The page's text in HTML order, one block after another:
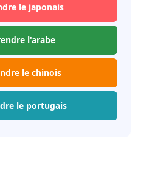
le japonais
l'arabe
le chinois
le portugais